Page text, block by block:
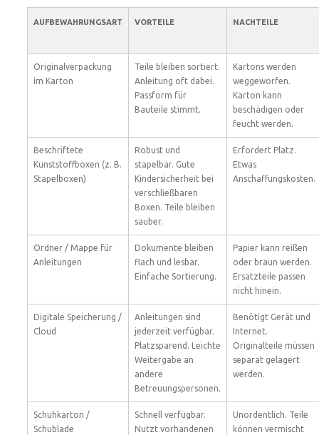
AUFBEWAHRUNGSART VORTEILE NACHTEILE
Originalverpackung
im Karton
Teile bleiben sortiert.
Anleitung oft dabei.
Passform für
Bauteile stimmt.
Kartons werden
weggeworfen.
Karton kann
beschädigen oder
feucht werden.
Beschriftete
Kunststoffboxen (z. B.
Stapelboxen)
Robust und
stapelbar. Gute
Kindersicherheit bei
verschließbaren
Boxen. Teile bleiben
sauber.
Erfordert Platz.
Etwas
Anschaffungskosten.
Ordner / Mappe für
Anleitungen
Dokumente bleiben
flach und lesbar.
Einfache Sortierung.
Papier kann reißen
oder braun werden.
Ersatzteile passen
nicht hinein.
Digitale Speicherung /
Cloud
Anleitungen sind
jederzeit verfügbar.
Platzsparend. Leichte
Weitergabe an
andere
Betreuungspersonen.
Benötigt Gerät und
Internet.
Originalteile müssen
separat gelagert
werden.
Schuhkarton /
Schublade
Schnell verfügbar.
Nutzt vorhandenen
Unordentlich. Teile
können vermischt